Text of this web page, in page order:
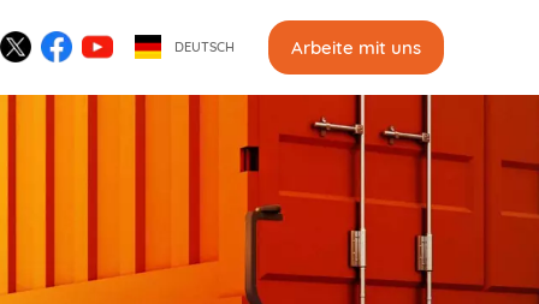
DEUTSCH Arbeite mit uns